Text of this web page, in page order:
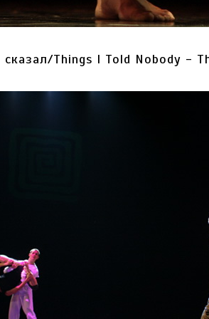
Things I Told Nobody -